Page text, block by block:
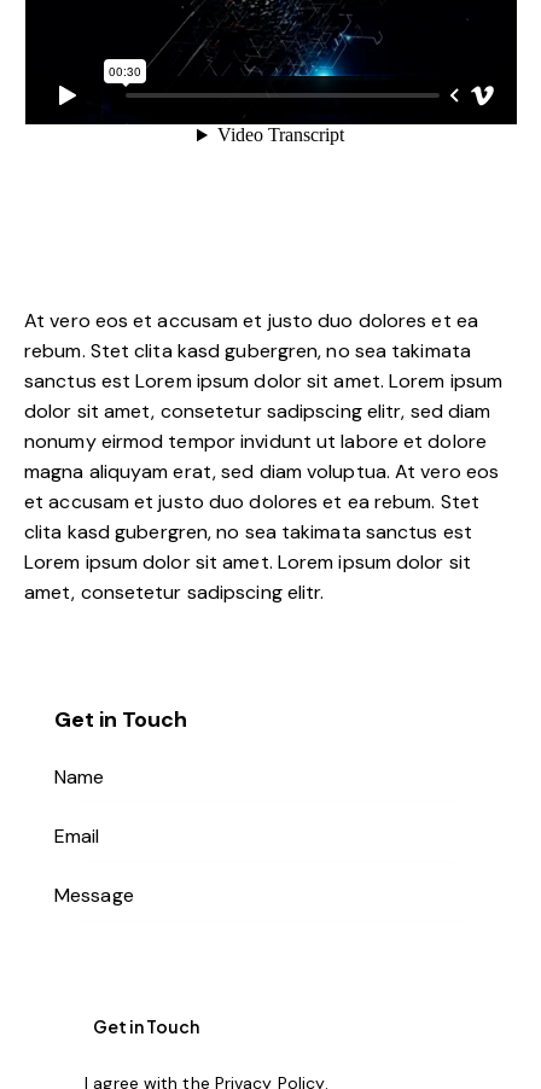
At vero eos et accusam et justo duo dolores et ea
rebum. Stet clita kasd gubergren, no sea takimata
sanctus est Lorem ipsum dolor sit amet. Lorem ipsum
dolor sit amet, consetetur sadipscing elitr, sed diam
nonumy eirmod tempor invidunt ut labore et dolore
magna aliquyam erat, sed diam voluptua. At vero eos
et accusam et justo duo dolores et ea rebum. Stet
clita kasd gubergren, no sea takimata sanctus est
Lorem ipsum dolor sit amet. Lorem ipsum dolor sit
amet, consetetur sadipscing elitr.
Get in Touch
I agree with the Privacy Policy.